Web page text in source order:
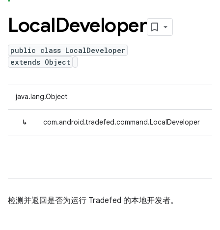
LocalDeveloper
public class LocalDeveloper
extends Object
java.lang.Object
↳ com.android.tradefed.command.LocalDeveloper
检测并返回是否为运行 Tradefed 的本地开发者。